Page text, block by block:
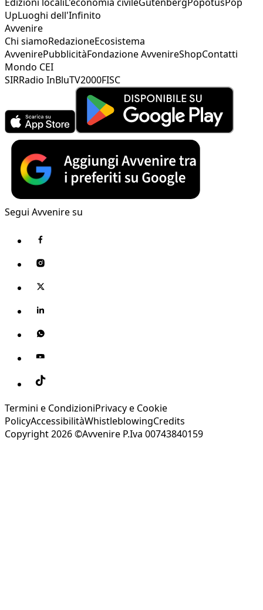
UpLuoghi dell'Infinito
Avvenire
Chi siamoRedazioneEcosistema
AvvenirePubblicitàFondazione AvvenireShopContatti
Mondo CEI
SIRRadio InBluTV2000FISC
Segui Avvenire su
Termini e CondizioniPrivacy e Cookie
PolicyAccessibilitàWhistleblowingCredits
Copyright 2026 ©Avvenire P.Iva 00743840159